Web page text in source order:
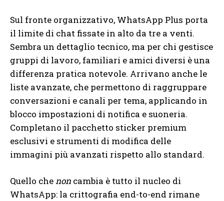
Sul fronte organizzativo, WhatsApp Plus porta
il limite di chat fissate in alto da tre a venti.
Sembra un dettaglio tecnico, ma per chi gestisce
gruppi di lavoro, familiari e amici diversi è una
differenza pratica notevole. Arrivano anche le
liste avanzate, che permettono di raggruppare
conversazioni e canali per tema, applicando in
blocco impostazioni di notifica e suoneria.
Completano il pacchetto sticker premium
esclusivi e strumenti di modifica delle
immagini più avanzati rispetto allo standard.
Quello chenon cambia è tutto il nucleo di
WhatsApp: la crittografia end-to-end rimane